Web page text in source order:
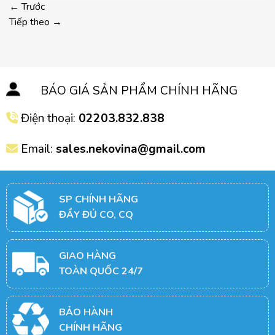
← Trước
Tiếp theo →
BÁO GIÁ SẢN PHẨM CHÍNH HÃNG
Điện thoại: 02203.832.838
Email: sales.nekovina@gmail.com
SP CHÍNH HÃNG
ĐẦY ĐỦ CO, CQ
GIAO HÀNG
TOÀN QUỐC 24/7
BẢO HÀNH
CHÍNH HÃNG